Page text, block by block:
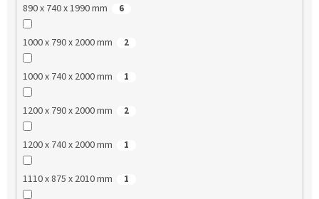
890 x 740 x 1990 mm 6
1000 x 790 x 2000 mm 2
1000 x 740 x 2000 mm 1
1200 x 790 x 2000 mm 2
1200 x 740 x 2000 mm 1
1110 x 875 x 2010 mm 1